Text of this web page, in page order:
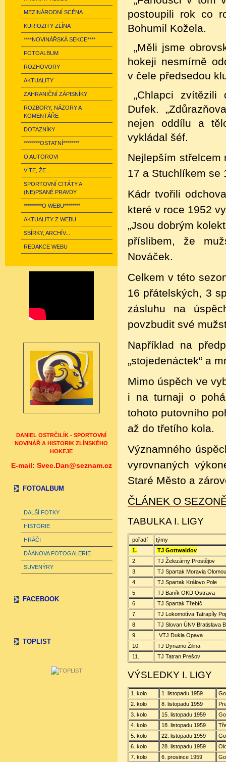
MEZINÁRODNÍ SCÉNA
KURIOZITY ZLÍNA
****NOVINÁŘSKÁ SEKCE****
FOTOALBUM
ROZHOVORY
AKTUALITY
ZAHRANIČNÍ ZÁPISNÍKY
ROZBORY, NÁZORY A
KOMENTÁŘE
DOTAZNÍKY
********OSTATNÍ********
O AUTOROVI
VÍTE, ŽE...
SPORTOVNÍ CITÁTY A
(NE)PSANÉ PRAVDY
*********O WEBU********
AKTUALITY Z WEBU
SBÍRKY, ARCHÍV...
REDAKCE WEBU
DANIEL OSTRČILÍK - SPORTOVNÍ
NOVINÁŘ A HISTORIK ZLÍNSKÉHO
HOKEJE
E-mail: Svec.Dan@seznam.cz
FOTOALBUM
DALŠÍ FOTKY
HISTORIE
HRÁČI
DÁÁNOVA FOTOGALERIE
SUVENÝRY
FACEBOOK
TOPLIST
postoupili rok co
Bohumil Kožela.
„Měli jsme
hokeji nesmírně
v čele předsedou
„Chlapci zvítězili
Dufek.
nejen oddílu a
vykládal šéf.
Nejlepším střelcem
17 a Stuchlíkem se
Kádr tvořili
které v roce 1952
„Jsou dobrým
příslibem, že
Nováček.
Celkem v této
16 přátelských, 3
zásluhu na
povzbudit své
Například na
„stojedenáctek“ a
Mimo úspěch ve
i na turnaji o
tohoto putovního
až do třetího kola.
Významného
vyrovnaných
Staré Město a
ČLÁNEK O
TABULKA I. LIGY
pořadí
týmy
1.
TJ Gottwaldov
2.
TJ Železárny Prostějov
3.
TJ Spartak Moravia
4.
TJ Spartak Královo Pole
5
TJ Baník OKD Ostrava
6.
TJ Spartak Třebíč
7.
TJ Lokomotíva Tatrapíly
8.
TJ Slovan ÚNV Bratislava B
9.
VTJ Dukla Opava
10.
TJ Dynamo Žilina
11.
TJ Tatran Prešov
VÝSLEDKY I. LIGY
1. kolo 1. listopadu 1959
2. kolo
8. listopadu 1959
3. kolo
15. listopadu 1959
4. kolo
18. listopadu 1959
5. kolo
22. listopadu 1959
6. kolo
28. listopadu 1959
7. kolo
6. prosince 1959